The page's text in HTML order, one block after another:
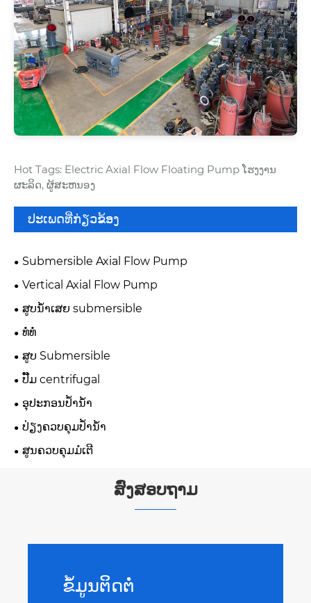
Hot Tags: Electric Axial Flow Floating Pump ໂຮງງານ
ຜະລິດ, ຜູ້ສະຫນອງ
ປະເພດທີ່ກ່ຽວຂ້ອງ
Submersible Axial Flow Pump
Vertical Axial Flow Pump
ສູບນ້ໍາເສຍ submersible
ທໍ່ທໍ່
ສູບ Submersible
ປັ໊ມ centrifugal
ອຸປະກອນປ້ຳນ້ຳ
ປ່ຽງຄວບຄຸມປໍ້ານໍ້າ
ສູນຄວບຄຸມມໍເຕີ
ສົ່ງສອບຖາມ
ຂໍ້​ມູນ​ຕິດ​ຕໍ່